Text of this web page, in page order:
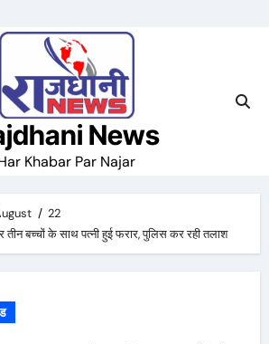
News
Khabar Par Najar
22
बच्चों के साथ पत्नी हुई फरार, पुलिस कर रही तलाश